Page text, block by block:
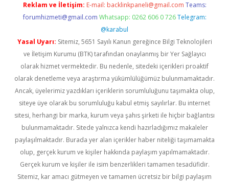
Reklam ve İletişim: E-mail: backlinkpaneli@gmail.com Teams:
forumhizmeti@gmail.com Whatsapp: 0262 606 0 726 Telegram:
@karabul
Yasal Uyarı: Sitemiz, 5651 Sayılı Kanun gereğince Bilgi Teknolojileri
ve İletişim Kurumu (BTK) tarafından onaylanmış bir Yer Sağlayıcı
olarak hizmet vermektedir. Bu nedenle, sitedeki içerikleri proaktif
olarak denetleme veya araştırma yükümlülüğümüz bulunmamaktadır.
Ancak, üyelerimiz yazdıkları içeriklerin sorumluluğunu taşımakta olup,
siteye üye olarak bu sorumluluğu kabul etmiş sayılırlar. Bu internet
sitesi, herhangi bir marka, kurum veya şahıs şirketi ile hiçbir bağlantısı
bulunmamaktadır. Sitede yalnızca kendi hazırladığımız makaleler
paylaşılmaktadır. Burada yer alan içerikler haber niteliği taşımamakta
olup, gerçek kurum ve kişiler hakkında paylaşım yapılmamaktadır.
Gerçek kurum ve kişiler ile isim benzerlikleri tamamen tesadüfidir.
Sitemiz, kar amacı gütmeyen ve tamamen ücretsiz bir bilgi paylaşım